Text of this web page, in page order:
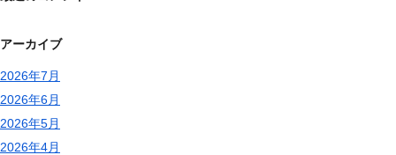
アーカイブ
2026年7月
2026年6月
2026年5月
2026年4月